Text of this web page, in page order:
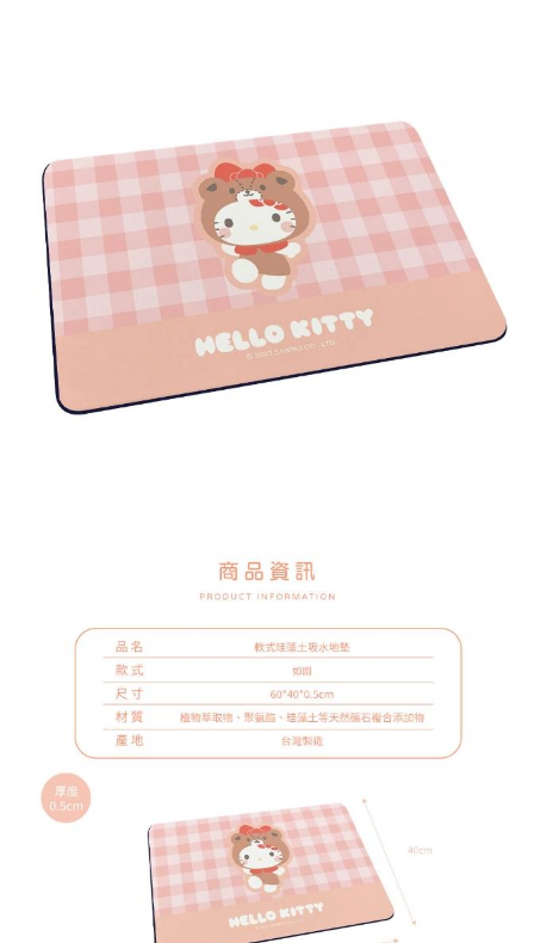
https://netprotections.freshdesk.com/support/home
【注意事項】
１．透過由恩沛科技股份有限公司提供之「AFTEE先享後付」服務完成之交
易，需依本服務之必要範圍內提供個人資料，並將交易相關給付款項請求債
權轉讓予恩沛科技股份有限公司。
２．關於個人資料處理事宜，請瀏覽以下網址：
https://aftee.tw/terms/#terms3
３．未成年的使用者請事先徵得法定代理人或監護人之同意方可使用
「AFTEE先享後付」，若未經同意申辦者引起之損失，本公司不負相關責
任。
４．使用「AFTEE先享後付」時，將依據個別帳號之用戶狀況，依本公司即
時審查核予不同之上限額度；若仍有額度不足之情形，本公司將視審查結果
請求用戶進行身份認證。
每筆NT$100，滿NT$1,000(含以上)免運費
黑貓貨到付款
每筆NT$150，滿NT$1,000(含以上)免運費